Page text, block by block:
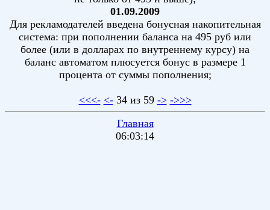
01.09.2009
Для рекламодателей введена бонусная накопительная
система: при пополнении баланса на 495 руб или
более (или в долларах по внутреннему курсу) на
баланс автоматом плюсуется бонус в размере 1
процента от суммы пополнения;
<<<- <-34 из 59 -> ->>>
Главная
06:03:14